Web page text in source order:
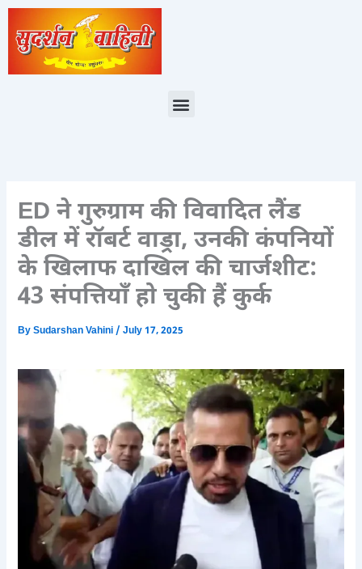
Skip
content
Menu
ED ने गुरुग्राम की विवादित लैंड
डील में रॉबर्ट वाड्रा, उनकी कंपनियों
के खिलाफ दाखिल की चार्जशीट:
43 संपत्तियाँ हो चुकी हैं कुर्क
BySudarshan Vahini/July 17, 2025